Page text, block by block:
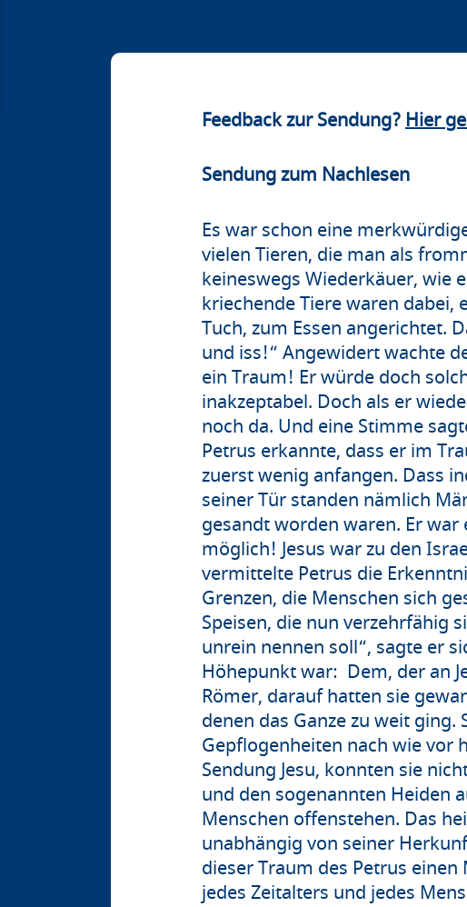
Feedback zur Sendung?Hier
Sendung zum Nachlesen
Es war schon eine
vielen Tieren, die man als
keineswegs Wiederkäuer, wie
kriechende Tiere waren dabei,
Tuch, zum Essen angerichtet.
und iss!“ Angewidert wachte
ein Traum! Er würde doch
inakzeptabel. Doch als er
noch da. Und eine Stimme
Petrus erkannte, dass er im
zuerst wenig anfangen. Dass
seiner Tür standen nämlich
gesandt worden waren. Er
möglich! Jesus war zu den
vermittelte Petrus die
Grenzen, die Menschen sich
Speisen, die nun verzehrfähig
unrein nennen soll“, sagte er
Höhepunkt war: Dem, der an
Römer, darauf hatten sie
denen das Ganze zu weit
Gepflogenheiten nach wie vor
Sendung Jesu, konnten sie
und den sogenannten Heiden
Menschen offenstehen. Das
unabhängig von seiner
dieser Traum des Petrus
jedes Zeitalters und jedes